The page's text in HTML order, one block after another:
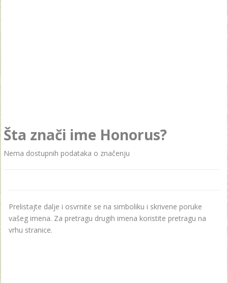
Šta znači ime Honorus?
Nema dostupnih podataka o značenju
Prelistajte dalje i osvrnite se na simboliku i skrivene poruke
vašeg imena. Za pretragu drugih imena koristite pretragu na
vrhu stranice.